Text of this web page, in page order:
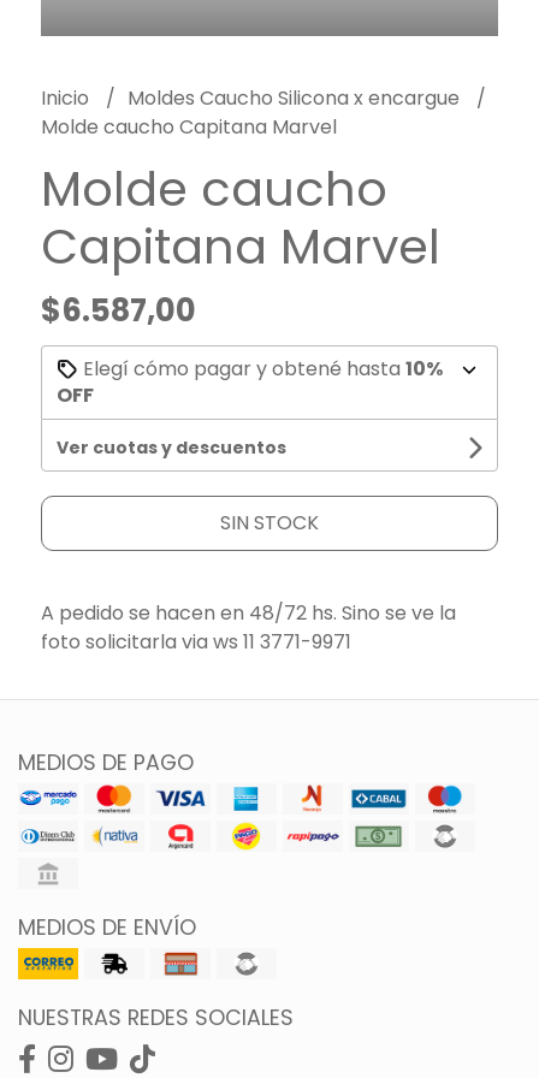
Inicio
Moldes Caucho Silicona x encargue
Molde caucho Capitana Marvel
Molde caucho
Capitana Marvel
$6.587,00
Elegí cómo pagar y obtené hasta 10%
OFF
Ver cuotas y descuentos
SIN STOCK
A pedido se hacen en 48/72 hs. Sino se ve la
foto solicitarla via ws 11 3771-9971
MEDIOS DE PAGO
MEDIOS DE ENVÍO
NUESTRAS REDES SOCIALES